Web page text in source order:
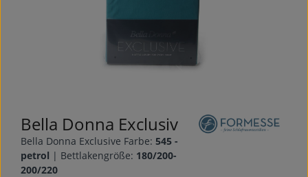
Bella Donna Exclusiv
Bella Donna Exclusive Farbe: 545 -
petrol | Bettlakengröße: 180/200-
200/220